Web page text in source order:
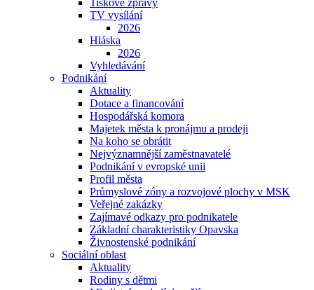
Tiskové zprávy
TV vysílání
2026
Hláska
2026
Vyhledávání
Podnikání
Aktuality
Dotace a financování
Hospodářská komora
Majetek města k pronájmu a prodeji
Na koho se obrátit
Nejvýznamnější zaměstnavatelé
Podnikání v evropské unii
Profil města
Průmyslové zóny a rozvojové plochy v MSK
Veřejné zakázky
Zajímavé odkazy pro podnikatele
Základní charakteristiky Opavska
Živnostenské podnikání
Sociální oblast
Aktuality
Rodiny s dětmi